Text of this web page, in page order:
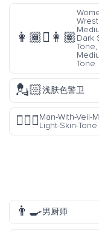
👩🏾‍🫯‍👩🏽Dark
Tone,
Tone
💂🏻浅肤色警卫
👰🏼‍♂️Man-With-Veil-
Light-Skin-Tone
👨‍🍳男厨师